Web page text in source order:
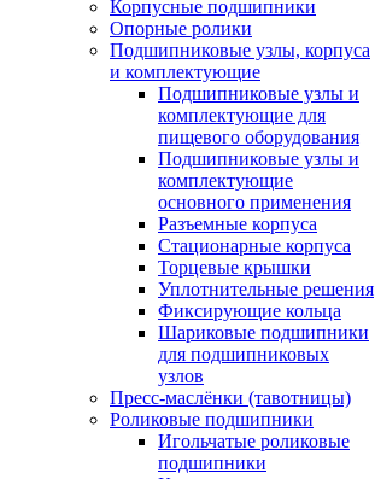
Корпусные подшипники
Опорные ролики
Подшипниковые узлы, корпуса
и комплектующие
Подшипниковые узлы и
комплектующие для
пищевого оборудования
Подшипниковые узлы и
комплектующие
основного применения
Разъемные корпуса
Стационарные корпуса
Торцевые крышки
Уплотнительные решения
Фиксирующие кольца
Шариковые подшипники
для подшипниковых
узлов
Пресс-маслёнки (тавотницы)
Роликовые подшипники
Игольчатые роликовые
подшипники